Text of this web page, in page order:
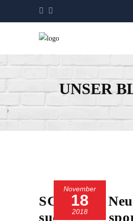
UNSER
November
18
2018
SC 13 Bad
sucht neue